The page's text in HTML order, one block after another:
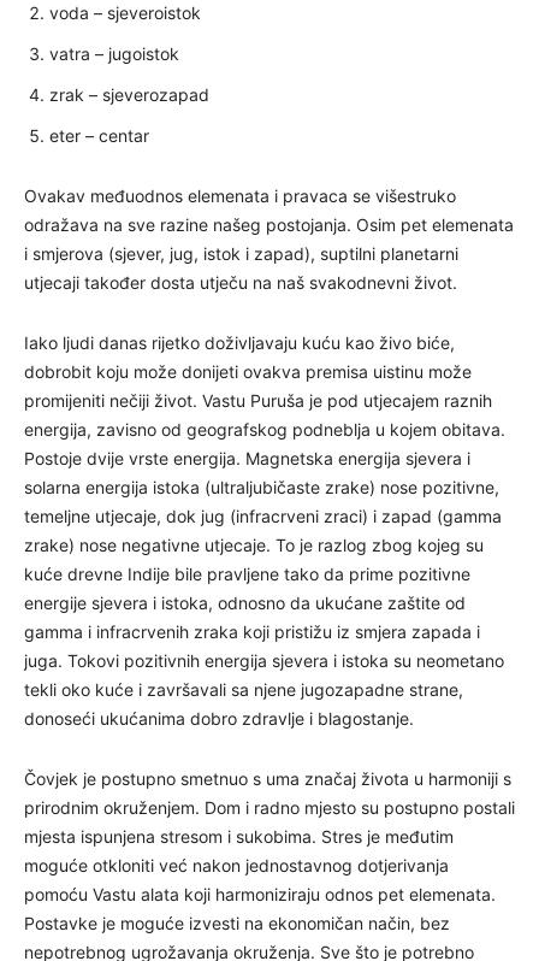
voda – sjeveroistok
vatra – jugoistok
zrak – sjeverozapad
eter – centar
Ovakav međuodnos elemenata i pravaca se višestruko
odražava na sve razine našeg postojanja. Osim pet elemenata
i smjerova (sjever, jug, istok i zapad), suptilni planetarni
utjecaji također dosta utječu na naš svakodnevni život.
Iako ljudi danas rijetko doživljavaju kuću kao živo biće,
dobrobit koju može donijeti ovakva premisa uistinu može
promijeniti nečiji život. Vastu Puruša je pod utjecajem raznih
energija, zavisno od geografskog podneblja u kojem obitava.
Postoje dvije vrste energija. Magnetska energija sjevera i
solarna energija istoka (ultraljubičaste zrake) nose pozitivne,
temeljne utjecaje, dok jug (infracrveni zraci) i zapad (gamma
zrake) nose negativne utjecaje. To je razlog zbog kojeg su
kuće drevne Indije bile pravljene tako da prime pozitivne
energije sjevera i istoka, odnosno da ukućane zaštite od
gamma i infracrvenih zraka koji pristižu iz smjera zapada i
juga. Tokovi pozitivnih energija sjevera i istoka su neometano
tekli oko kuće i završavali sa njene jugozapadne strane,
donoseći ukućanima dobro zdravlje i blagostanje.
Čovjek je postupno smetnuo s uma značaj života u harmoniji s
prirodnim okruženjem. Dom i radno mjesto su postupno postali
mjesta ispunjena stresom i sukobima. Stres je međutim
moguće otkloniti već nakon jednostavnog dotjerivanja
pomoću Vastu alata koji harmoniziraju odnos pet elemenata.
Postavke je moguće izvesti na ekonomičan način, bez
nepotrebnog ugrožavanja okruženja. Sve što je potrebno